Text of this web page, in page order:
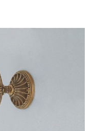
desde
165,75€